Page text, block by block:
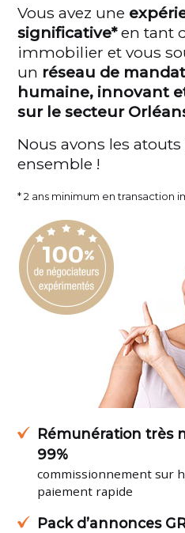
Vous avez une
significative*en tant
immobilier et vous
un réseau de
humaine, innovant
sur le secteur
Nous avons les
ensemble !
* 2 ans minimum en transaction
Rémunération très
99%
commissionnement sur
paiement rapide
Pack d’annonces